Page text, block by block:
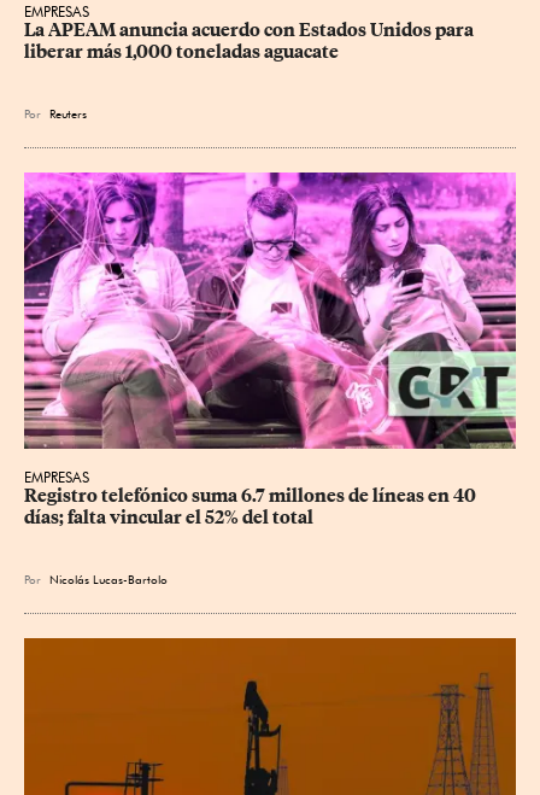
EMPRESAS
La APEAM anuncia acuerdo con Estados Unidos para
liberar más 1,000 toneladas aguacate
Por Reuters
EMPRESAS
Registro telefónico suma 6.7 millones de líneas en 40
días; falta vincular el 52% del total
Por Nicolás Lucas-Bartolo